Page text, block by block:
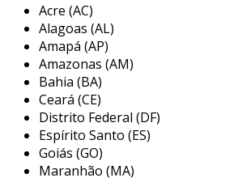
desde modelos tradicionais até
contemporâneos, adaptando-se aos
estilos de decoração. além disso, as
podem ser fabricadas em várias
atendendo a necessidades específicas
espaço e funcionalidade. em muitos
mesa de madeira se torna o coração
onde amigos e familiares se reúnem
memórias.
Acre (AC)
Alagoas (AL)
Amapá (AP)
Amazonas (AM)
Bahia (BA)
Ceará (CE)
Distrito Federal (DF)
Espírito Santo (ES)
Goiás (GO)
Maranhão (MA)